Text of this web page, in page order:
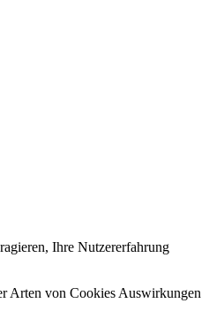
Ihre Nutzererfahrung
Arten von Cookies Auswirkungen